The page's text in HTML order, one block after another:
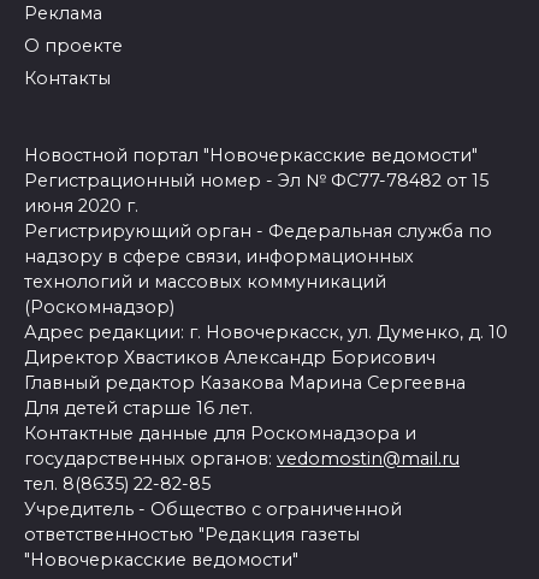
Реклама
О проекте
Контакты
Новостной портал "Новочеркасские ведомости"
Регистрационный номер - Эл № ФС77-78482 от 15
июня 2020 г.
Регистрирующий орган - Федеральная служба по
надзору в сфере связи, информационных
технологий и массовых коммуникаций
(Роскомнадзор)
Адрес редакции: г. Новочеркасск, ул. Думенко, д. 10
Директор Хвастиков Александр Борисович
Главный редактор Казакова Марина Сергеевна
Для детей старше 16 лет.
Контактные данные для Роскомнадзора и
государственных органов: vedomostin@mail.ru
тел. 8(8635) 22-82-85
Учредитель - Общество с ограниченной
ответственностью "Редакция газеты
"Новочеркасские ведомости"